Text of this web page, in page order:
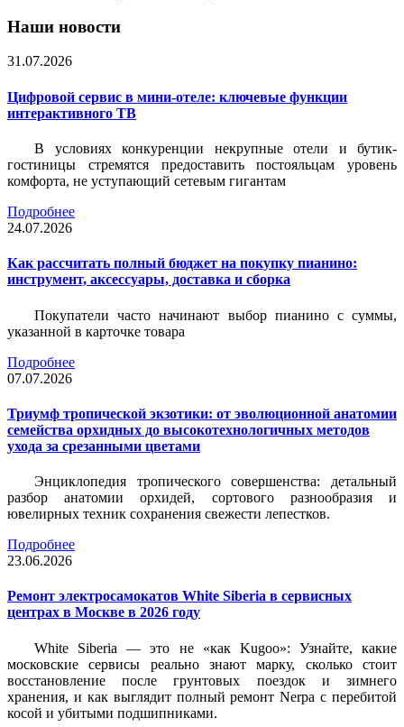
Наши новости
31.07.2026
Цифровой сервис в мини-отеле: ключевые функции
интерактивного ТВ
В условиях конкуренции некрупные отели и бутик-
гостиницы стремятся предоставить постояльцам уровень
комфорта, не уступающий сетевым гигантам
Подробнее
24.07.2026
Как рассчитать полный бюджет на покупку пианино:
инструмент, аксессуары, доставка и сборка
Покупатели часто начинают выбор пианино с суммы,
указанной в карточке товара
Подробнее
07.07.2026
Триумф тропической экзотики: от эволюционной анатомии
семейства орхидных до высокотехнологичных методов
ухода за срезанными цветами
Энциклопедия тропического совершенства: детальный
разбор анатомии орхидей, сортового разнообразия и
ювелирных техник сохранения свежести лепестков.
Подробнее
23.06.2026
Ремонт электросамокатов White Siberia в сервисных
центрах в Москве в 2026 году
White Siberia — это не «как Kugoo»: Узнайте, какие
московские сервисы реально знают марку, сколько стоит
восстановление после грунтовых поездок и зимнего
хранения, и как выглядит полный ремонт Nerpa с перебитой
косой и убитыми подшипниками.